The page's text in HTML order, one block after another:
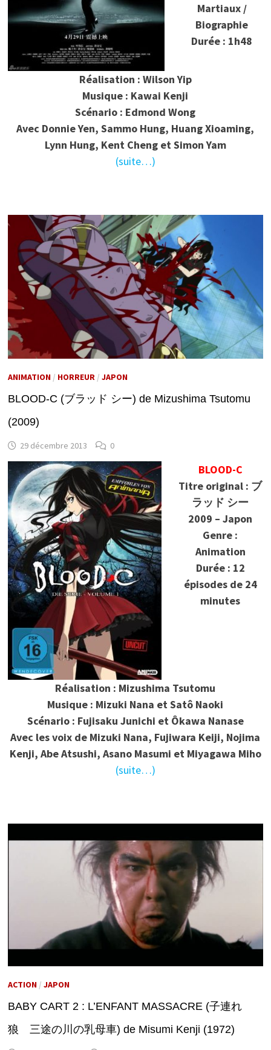
Martiaux /
Biographie
Durée : 1h48
Réalisation : Wilson Yip
Musique : Kawai Kenji
Scénario : Edmond Wong
Avec Donnie Yen, Sammo Hung, Huang Xioaming,
Lynn Hung, Kent Cheng et Simon Yam
(suite…)
ANIMATION/ HORREUR/ JAPON
BLOOD-C (ブラッド シー) de Mizushima Tsutomu
(2009)
29 décembre 2013 0
BLOOD-C
Titre original : ブ
ラッド シー
2009 – Japon
Genre :
Animation
Durée : 12
épisodes de 24
minutes
Réalisation : Mizushima Tsutomu
Musique : Mizuki Nana et Satô Naoki
Scénario : Fujisaku Junichi et Ôkawa Nanase
Avec les voix de Mizuki Nana, Fujiwara Keiji, Nojima
Kenji, Abe Atsushi, Asano Masumi et Miyagawa Miho
(suite…)
ACTION/ JAPON
BABY CART 2 : L’ENFANT MASSACRE (子連れ
狼 三途の川の乳母車) de Misumi Kenji (1972)